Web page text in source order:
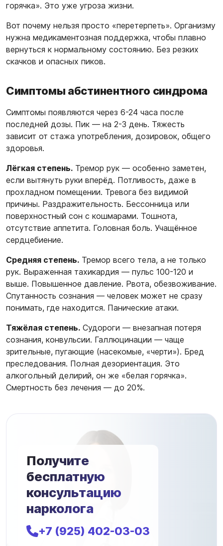
горячка». Это уже угроза жизни.
Вот почему нельзя просто «перетерпеть». Организму
нужна медикаментозная поддержка, чтобы плавно
вернуться к нормальному состоянию. Без резких
скачков и опасных пиков.
Симптомы абстинентного синдрома
Симптомы появляются через 6-24 часа после
последней дозы. Пик — на 2-3 день. Тяжесть
зависит от стажа употребления, дозировок, общего
здоровья.
Лёгкая степень. Тремор рук — особенно заметен,
если вытянуть руки вперёд. Потливость, даже в
прохладном помещении. Тревога без видимой
причины. Раздражительность. Бессонница или
поверхностный сон с кошмарами. Тошнота,
отсутствие аппетита. Головная боль. Учащённое
сердцебиение.
Средняя степень. Тремор всего тела, а не только
рук. Выраженная тахикардия — пульс 100-120 и
выше. Повышенное давление. Рвота, обезвоживание.
Спутанность сознания — человек может не сразу
понимать, где находится. Панические атаки.
Тяжёлая степень. Судороги — внезапная потеря
сознания, конвульсии. Галлюцинации — чаще
зрительные, пугающие (насекомые, «черти»). Бред
преследования. Полная дезориентация. Это
алкогольный делирий, он же «белая горячка».
Смертность без лечения — до 20%.
Получите
бесплатную
консультацию
нарколога
+7 (925) 402-03-03